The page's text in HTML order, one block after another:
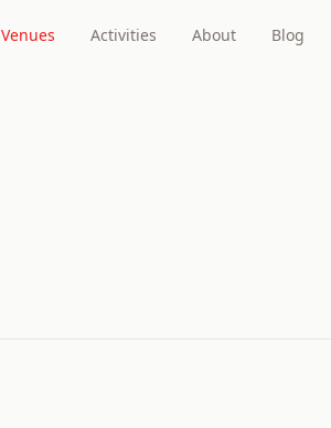
Venues Activities About Blog